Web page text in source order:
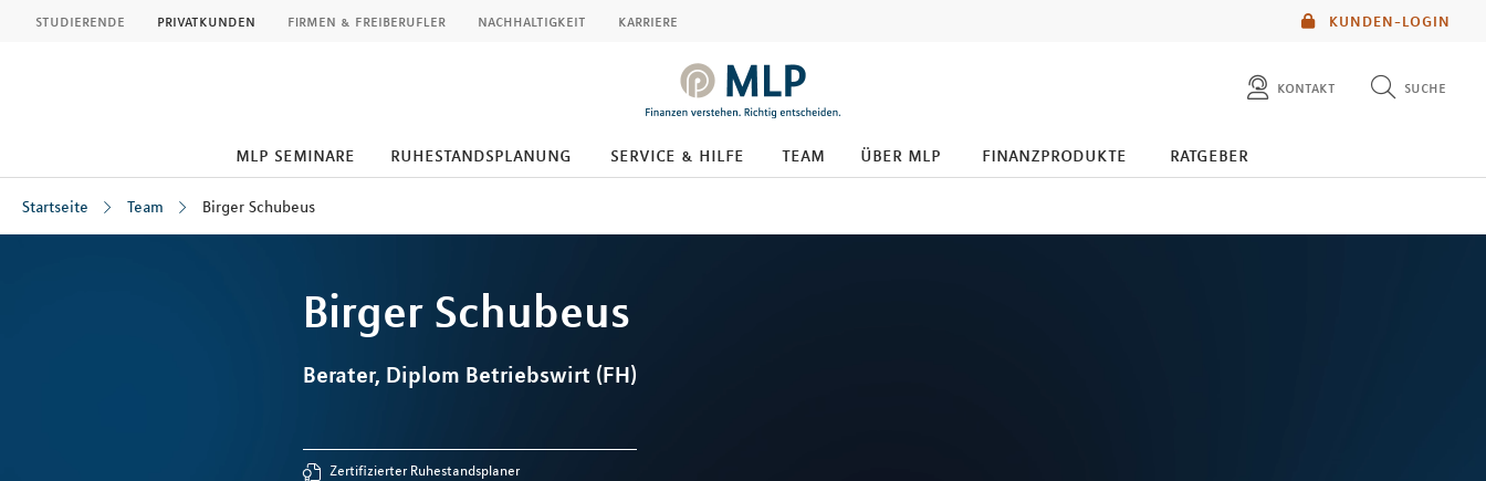
KUNDEN-LOGIN
studierende privatkunden firmen & freiberufler nachhaltigkeit karriere
kontakt suche
diese website durchsuchen
mlp seminare ruhestandsplanung service & hilfe team über mlp finanzprodukte ratgeber
Startseite Team Birger Schubeus
Birger Schubeus
Berater, Diplom Betriebswirt (FH)
Zertifizierter Ruhestandsplaner